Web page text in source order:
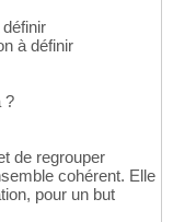
à définir
?
de regrouper
cohérent. Elle
pour un but